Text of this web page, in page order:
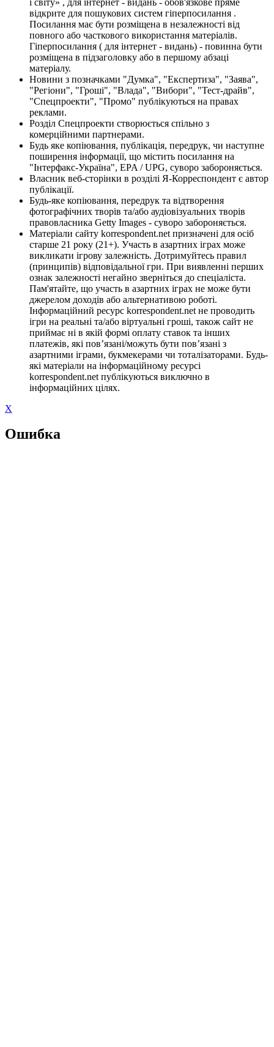
відкрите для пошукових систем гіперпосилання .
Посилання має бути розміщена в незалежності від
повного або часткового використання матеріалів.
Гіперпосилання ( для інтернет - видань) - повинна бути
розміщена в підзаголовку або в першому абзаці
матеріалу.
Новини з позначками "Думка", "Експертиза", "Заява",
"Регіони", "Гроші", "Влада", "Вибори", "Тест-драйв",
"Спецпроекти", "Промо" публікуються на правах
реклами.
Розділ Спецпроекти створюється спільно з
комерційними партнерами.
Будь яке копіювання, публікація, передрук, чи наступне
поширення інформації, що містить посилання на
"Інтерфакс-Україна", EPA / UPG, суворо забороняється.
Власник веб-сторінки в розділі Я-Корреспондент є автор
публікації.
Будь-яке копіювання, передрук та відтворення
фотографічних творів та/або аудіовізуальних творів
правовласника Getty Images - суворо забороняється.
Матеріали сайту korrespondent.net призначені для осіб
старше 21 року (21+). Участь в азартних іграх може
викликати ігрову залежність. Дотримуйтесь правил
(принципів) відповідальної гри. При виявленні перших
ознак залежності негайно зверніться до спеціаліста.
Пам'ятайте, що участь в азартних іграх не може бути
джерелом доходів або альтернативою роботі.
Інформаційний ресурс korrespondent.net не проводить
ігри на реальні та/або віртуальні гроші, також сайт не
приймає ні в якій формі оплату ставок та інших
платежів, які пов’язані/можуть бути пов’язані з
азартними іграми, букмекерами чи тоталізаторами. Будь-
які матеріали на інформаційному ресурсі
korrespondent.net публікуються виключно в
інформаційних цілях.
X
Ошибка